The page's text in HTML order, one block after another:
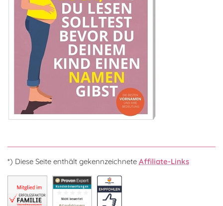
*) Diese Seite enthält gekennzeichnete Affiliate-Links